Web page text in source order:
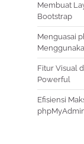
Membuat
Bootstrap
Menguasai
Fitur Visual
Powerful
Efisiensi